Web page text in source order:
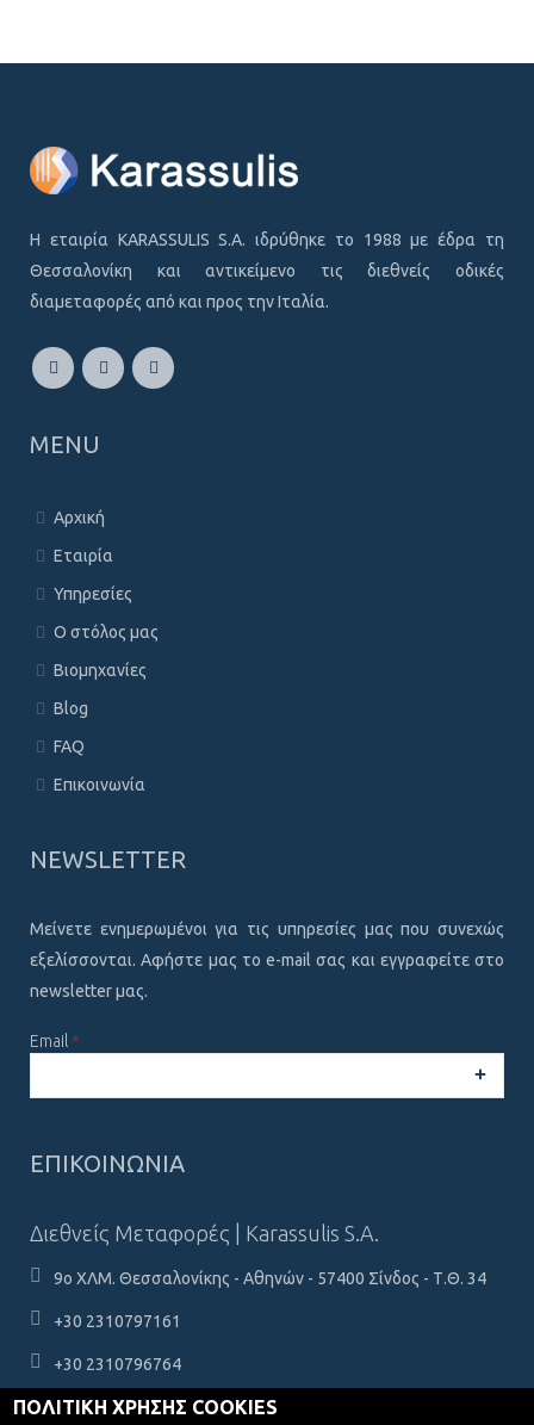
Η εταιρία KARASSULIS S.A. ιδρύθηκε το 1988 με έδρα τη
Θεσσαλονίκη και αντικείμενο τις διεθνείς οδικές
διαμεταφορές από και προς την Ιταλία.
MENU
Αρχική
Εταιρία
Υπηρεσίες
Ο στόλος μας
Βιομηχανίες
Blog
FAQ
Επικοινωνία
NEWSLETTER
Μείνετε ενημερωμένοι για τις υπηρεσίες μας που συνεχώς
εξελίσσονται. Αφήστε μας το e-mail σας και εγγραφείτε στο
newsletter μας.
Email *
question is
not you are a
visitor and to
prevent
automated
spam
submissions.
5+2
ΕΠΙΚΟΙΝΩΝΙΑ
Διεθνείς Μεταφορές | Karassulis S.A.
9ο ΧΛΜ. Θεσσαλονίκης - Αθηνών - 57400 Σίνδος - Τ.Θ. 34
+30 2310797161
+30 2310796764
karassulis@karassulis.gr
ΠΟΛΙΤΙΚΗ ΧΡΗΣΗΣ COOKIES